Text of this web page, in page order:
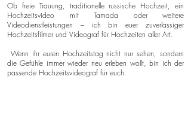
Ob freie Trauung, traditionelle russische Hochzeit, ein
Hochzeitsvideo mit Tamada oder weitere
Videodienstleistungen – ich bin euer zuverlässiger
Hochzeitsfilmer und Videograf für Hochzeiten aller Art.
Wenn ihr euren Hochzeitstag nicht nur sehen, sondern
die Gefühle immer wieder neu erleben wollt, bin ich der
passende Hochzeitsvideograf für euch.